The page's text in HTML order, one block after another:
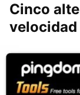
Cinco
velocidad